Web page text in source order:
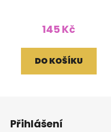
145 Kč
DO KOŠÍKU
Přihlášení